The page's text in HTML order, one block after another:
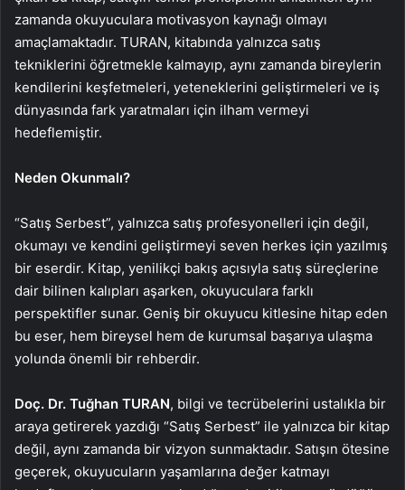
zamanda okuyuculara motivasyon kaynağı olmayı
amaçlamaktadır. TURAN, kitabında yalnızca satış
tekniklerini öğretmekle kalmayıp, aynı zamanda bireylerin
kendilerini keşfetmeleri, yeteneklerini geliştirmeleri ve iş
dünyasında fark yaratmaları için ilham vermeyi
hedeflemiştir.
Neden Okunmalı?
“Satış Serbest”, yalnızca satış profesyonelleri için değil,
okumayı ve kendini geliştirmeyi seven herkes için yazılmış
bir eserdir. Kitap, yenilikçi bakış açısıyla satış süreçlerine
dair bilinen kalıpları aşarken, okuyuculara farklı
perspektifler sunar. Geniş bir okuyucu kitlesine hitap eden
bu eser, hem bireysel hem de kurumsal başarıya ulaşma
yolunda önemli bir rehberdir.
Doç. Dr. Tuğhan TURAN, bilgi ve tecrübelerini ustalıkla bir
araya getirerek yazdığı “Satış Serbest” ile yalnızca bir kitap
değil, aynı zamanda bir vizyon sunmaktadır. Satışın ötesine
geçerek, okuyucuların yaşamlarına değer katmayı